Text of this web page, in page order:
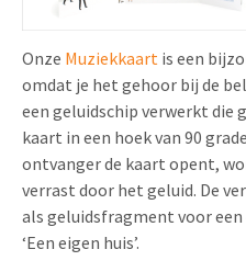
Onze Muziekkaart is een
omdat je het gehoor bij de
een geluidschip verwerkt die
kaart in een hoek van 90
ontvanger de kaart opent,
verrast door het geluid. De
als geluidsfragment voor een
‘Een eigen huis’.